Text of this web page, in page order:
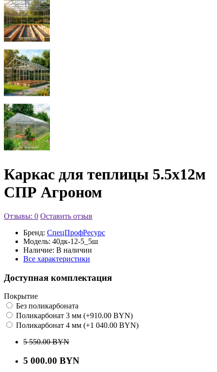
Каркас для теплицы 5.5х12м
СПР Агроном
Отзывы: 0 Оставить отзыв
Бренд: СпецПрофРесурс
Модель: 40дк-12-5_5ш
Наличие: В наличии
Все характеристики
Доступная комплектация
Покрытие
Без поликарбоната
Поликарбонат 3 мм (+910.00 BYN)
Поликарбонат 4 мм (+1 040.00 BYN)
5 550.00 BYN
5 000.00 BYN